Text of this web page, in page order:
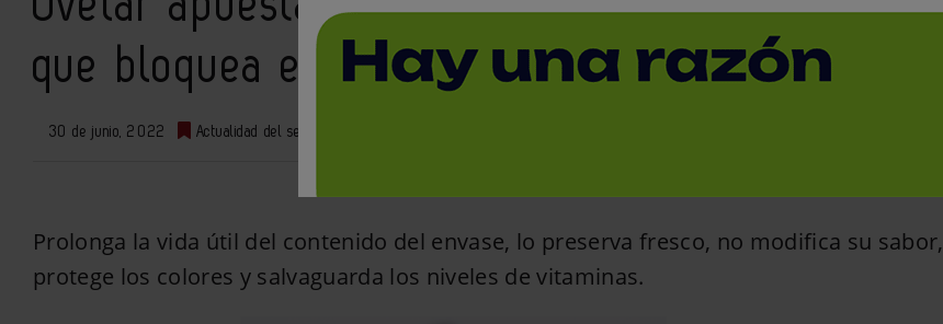
que bloquea el 99% de la luz
30 de junio, 2022 Actualidad del sector
Prolonga la vida útil del contenido del envase, lo preserva fresco, no modifica su sabor,
protege los colores y salvaguarda los niveles de vitaminas.